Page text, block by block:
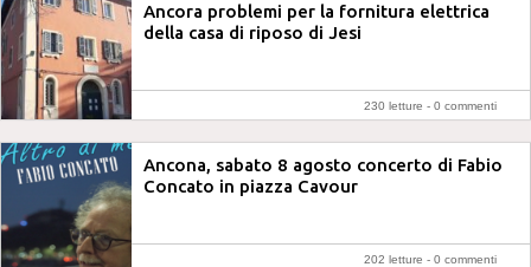
Ancora problemi per la fornitura elettrica
della casa di riposo di Jesi
230 letture - 0 commenti
Ancona, sabato 8 agosto concerto di Fabio
Concato in piazza Cavour
202 letture - 0 commenti